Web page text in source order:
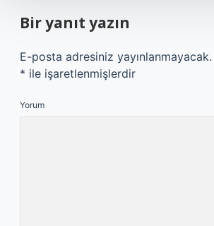
Bir yanıt yazın
E-posta adresiniz yayınlanmayacak.
* ile işaretlenmişlerdir
Yorum